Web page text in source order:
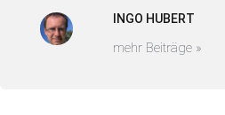
INGO HUBERT
mehr Beiträge »